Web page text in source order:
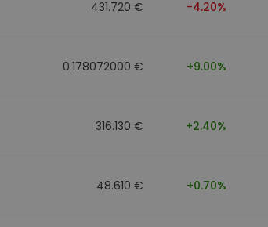
431.720 € -4.20%
0.178072000 € +9.00%
316.130 € +2.40%
48.610 € +0.70%